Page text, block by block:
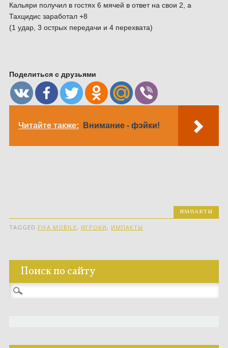
Кальяри получил в гостях 6 мячей в ответ на свои 2, а
Тахцидис заработал +8
(1 удар, 3 острых передачи и 4 перехвата)
Поделиться с друзьями
Читайте также: Внимание - фэйки!
ИМПАКТЫ
TAGGED FIFA MOBILE, ИГРОКИ , ИМПАКТЫ
Поиск по сайту
Найти: